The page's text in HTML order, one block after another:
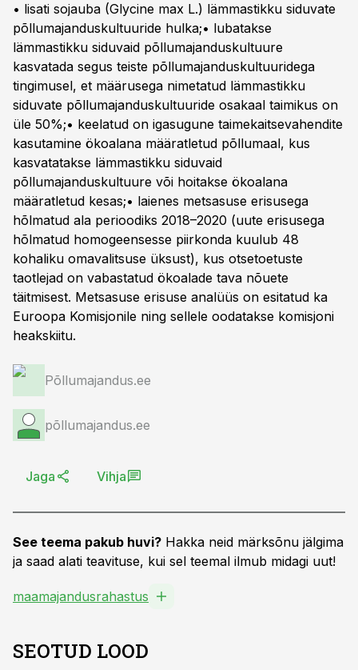
• lisati sojauba (Glycine max L.) lämmastikku siduvate
põllumajanduskultuuride hulka;• lubatakse
lämmastikku siduvaid põllumajanduskultuure
kasvatada segus teiste põllumajanduskultuuridega
tingimusel, et määrusega nimetatud lämmastikku
siduvate põllumajanduskultuuride osakaal taimikus on
üle 50%;• keelatud on igasugune taimekaitsevahendite
kasutamine ökoalana määratletud põllumaal, kus
kasvatatakse lämmastikku siduvaid
põllumajanduskultuure või hoitakse ökoalana
määratletud kesas;• laienes metsasuse erisusega
hõlmatud ala perioodiks 2018–2020 (uute erisusega
hõlmatud homogeensesse piirkonda kuulub 48
kohaliku omavalitsuse üksust), kus otsetoetuste
taotlejad on vabastatud ökoalade tava nõuete
täitmisest. Metsasuse erisuse analüüs on esitatud ka
Euroopa Komisjonile ning sellele oodatakse komisjoni
heakskiitu.
Põllumajandus.ee
põllumajandus.ee
Jaga Vihja
See teema pakub huvi? Hakka neid märksõnu jälgima
ja saad alati teavituse, kui sel teemal ilmub midagi uut!
maamajandusrahastus
SEOTUD LOOD